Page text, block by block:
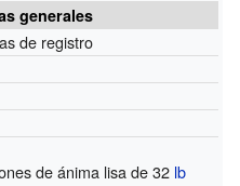
generales
de registro
de ánima lisa de 32 lb